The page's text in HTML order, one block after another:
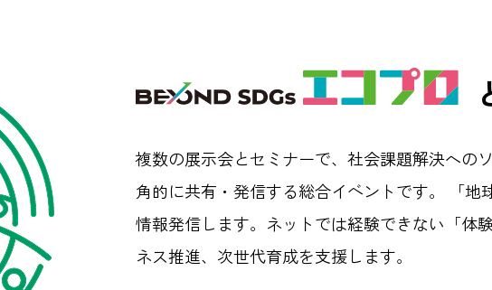
複数の展示会とセミナーで、社会課題解決への
角的に共有・発信する総合イベントです。 「
情報発信します。ネットでは経験できない「体
ネス推進、次世代育成を支援します。